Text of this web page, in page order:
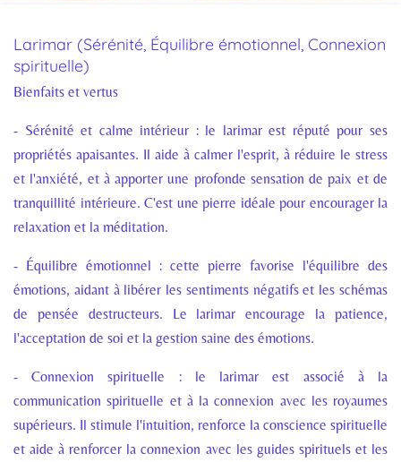
Larimar (Sérénité, Équilibre émotionnel, Connexion
spirituelle)
Bienfaits et vertus
- Sérénité et calme intérieur : le larimar est réputé pour ses
propriétés apaisantes. Il aide à calmer l'esprit, à réduire le stress
et l'anxiété, et à apporter une profonde sensation de paix et de
tranquillité intérieure. C'est une pierre idéale pour encourager la
relaxation et la méditation.
- Équilibre émotionnel : cette pierre favorise l'équilibre des
émotions, aidant à libérer les sentiments négatifs et les schémas
de pensée destructeurs. Le larimar encourage la patience,
l'acceptation de soi et la gestion saine des émotions.
- Connexion spirituelle : le larimar est associé à la
communication spirituelle et à la connexion avec les royaumes
supérieurs. Il stimule l'intuition, renforce la conscience spirituelle
et aide à renforcer la connexion avec les guides spirituels et les